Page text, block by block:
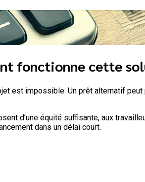
fonctionne cette
est impossible. Un prêt alternatif
d’une équité suffisante, aux
dans un délai court.